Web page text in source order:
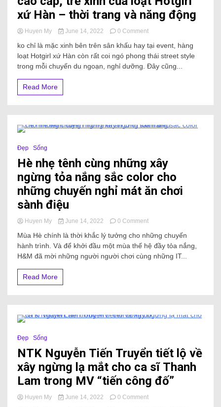
xứ Hàn – thời trang và năng động
Huyen My June 14, 2022 0 Comment
ko chỉ là mặc xinh bên trên sân khấu hay tại event, hàng
loạt Hotgirl xứ Hàn còn rất coi ngó phong thái street style
trong mỗi chuyến du ngoạn, nghỉ dưỡng. Đây cũng...
Read More
Đẹp
Sống
Hè nhẹ tênh cùng những xây
ngừng tỏa nắng sắc color cho
những chuyến nghỉ mát ăn chơi
sành điệu
Huyen My June 14, 2022 0 Comment
Mùa Hè chính là thời khắc lý tưởng cho những chuyến
hành trình. Và để khởi đầu một mùa thế hệ đầy tỏa nắng,
H&M đã mời những người người chơi cùng những IT...
Read More
Đẹp
Sống
NTK Nguyễn Tiến Truyển tiết lộ về
xây ngừng lạ mắt cho ca sĩ Thanh
Lam trong MV “tiến công đố”
Huyen My June 14, 2022 0 Comment